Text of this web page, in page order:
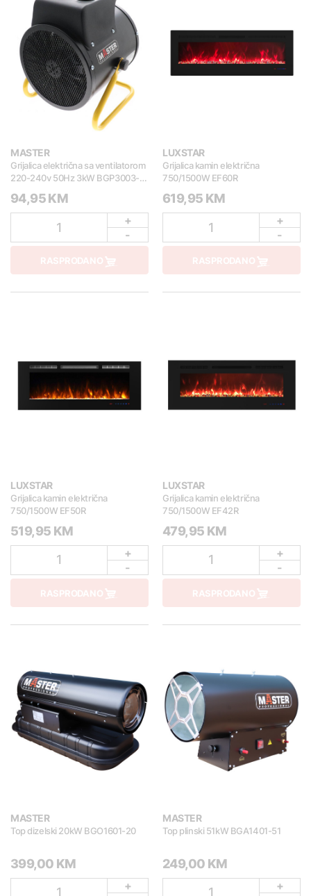
MASTER
Grijalica električna sa ventilatorom
220-240v 50Hz 3kW BGP3003-
94,95 KM
1
+
-
RASPRODANO
LUXSTAR
Grijalica kamin električna
750/1500W EF60R
619,95 KM
1
+
-
RASPRODANO
LUXSTAR
Grijalica kamin električna
750/1500W EF50R
519,95 KM
1
+
-
RASPRODANO
LUXSTAR
Grijalica kamin električna
750/1500W EF42R
479,95 KM
1
+
-
RASPRODANO
MASTER
Top dizelski 20kW BGO1601-20
399,00 KM
1
+
MASTER
Top plinski 51kW BGA1401-51
249,00 KM
1
+